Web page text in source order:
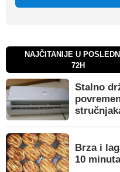
NAJČITANIJE U
72H
Stalno
Brza i
10 minuta